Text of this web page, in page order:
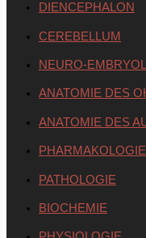
DIENCEPHALON
CEREBELLUM
NEURO-
ANATOMIE DES
ANATOMIE DES
PHARMAKOLOGIE
PATHOLOGIE
BIOCHEMIE